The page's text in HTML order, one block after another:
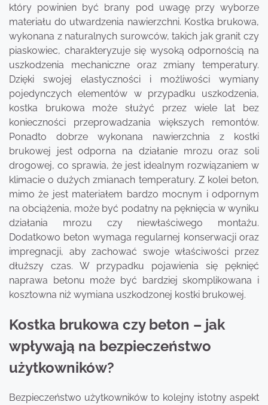
który powinien być brany pod uwagę przy wyborze
materiału do utwardzenia nawierzchni. Kostka brukowa,
wykonana z naturalnych surowców, takich jak granit czy
piaskowiec, charakteryzuje się wysoką odpornością na
uszkodzenia mechaniczne oraz zmiany temperatury.
Dzięki swojej elastyczności i możliwości wymiany
pojedynczych elementów w przypadku uszkodzenia,
kostka brukowa może służyć przez wiele lat bez
konieczności przeprowadzania większych remontów.
Ponadto dobrze wykonana nawierzchnia z kostki
brukowej jest odporna na działanie mrozu oraz soli
drogowej, co sprawia, że jest idealnym rozwiązaniem w
klimacie o dużych zmianach temperatury. Z kolei beton,
mimo że jest materiałem bardzo mocnym i odpornym
na obciążenia, może być podatny na pęknięcia w wyniku
działania mrozu czy niewłaściwego montażu.
Dodatkowo beton wymaga regularnej konserwacji oraz
impregnacji, aby zachować swoje właściwości przez
dłuższy czas. W przypadku pojawienia się pęknięć
naprawa betonu może być bardziej skomplikowana i
kosztowna niż wymiana uszkodzonej kostki brukowej.
Kostka brukowa czy beton – jak
wpływają na bezpieczeństwo
użytkowników?
Bezpieczeństwo użytkowników to kolejny istotny aspekt